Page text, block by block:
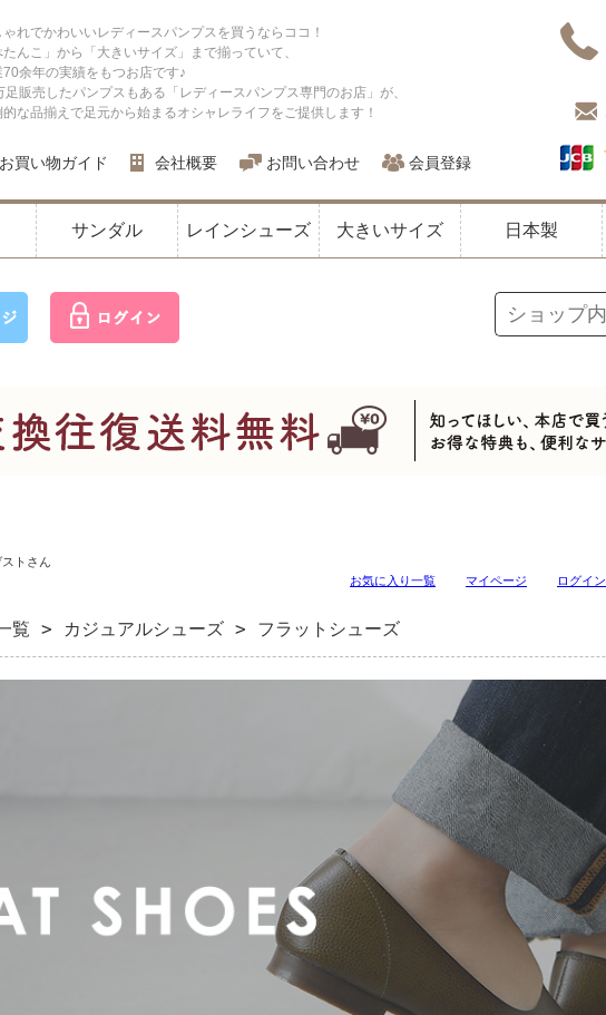
ゃれでかわいいレディースパンプスを買うならココ！
たんこ」から「大きいサイズ」まで揃っていて、
70余年の実績をもつお店です♪
足販売したパンプスもある「レディースパンプス専門のお店」が、
的な品揃えで足元から始まるオシャレライフをご提供します！
お買い物ガイド 会社概要 お問い合わせ 会員登録
サンダル レインシューズ 大きいサイズ 日本製
トさん
お気に入り一覧
マイページ ログイン
覧 > カジュアルシューズ > フラットシューズ